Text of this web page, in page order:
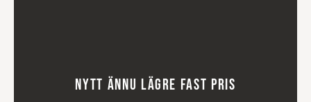
NYTT ÄNNU LÄGRE FAST PRIS